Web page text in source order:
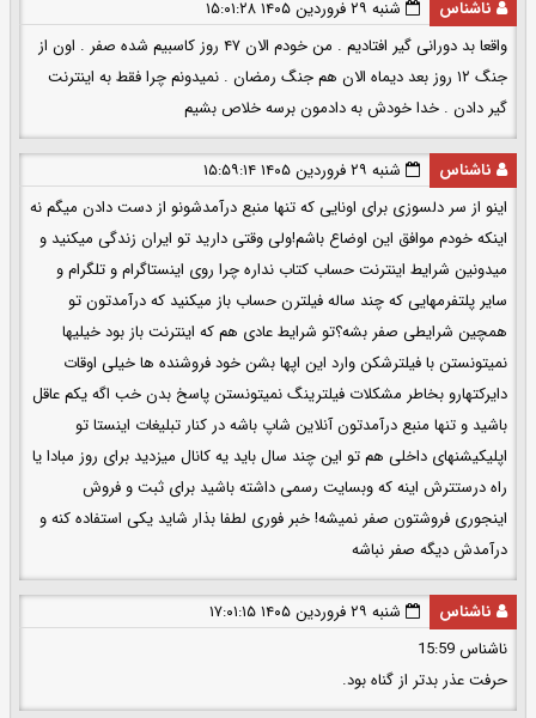
ناشناس
شنبه ۲۹ فروردین ۱۴۰۵ ۱۵:۰۱:۲۸
واقعا بد دورانی گیر افتادیم . من خودم الان ۴۷ روز کاسبیم شده صفر . اون از
جنگ ۱۲ روز بعد دیماه الان هم جنگ رمضان . نمیدونم چرا فقط به اینترنت
گیر دادن . خدا خودش به دادمون برسه خلاص بشیم
ناشناس
شنبه ۲۹ فروردین ۱۴۰۵ ۱۵:۵۹:۱۴
اینو از سر دلسوزی برای اونایی که تنها منبع درآمدشونو از دست دادن میگم نه
اینکه خودم موافق این اوضاع باشم!ولی وقتی دارید تو ایران زندگی میکنید و
میدونین شرایط اینترنت حساب کتاب نداره چرا روی اینستاگرام و تلگرام و
سایر پلتفرمهایی که چند ساله فیلترن حساب باز میکنید که درآمدتون تو
همچین شرایطی صفر بشه؟تو شرایط عادی هم که اینترنت باز بود خیلیها
نمیتونستن با فیلترشکن وارد این اپها بشن خود فروشنده ها خیلی اوقات
دایرکتهارو بخاطر مشکلات فیلترینگ نمیتونستن پاسخ بدن خب اگه یکم عاقل
باشید و تنها منبع درآمدتون آنلاین شاپ باشه در کنار تبلیغات اینستا تو
اپلیکیشنهای داخلی هم تو این چند سال باید یه کانال میزدید برای روز مبادا یا
راه درستترش اینه که وبسایت رسمی داشته باشید برای ثبت و فروش
اینجوری فروشتون صفر نمیشه! خبر فوری لطفا بذار شاید یکی استفاده کنه و
درآمدش دیگه صفر نباشه
ناشناس
شنبه ۲۹ فروردین ۱۴۰۵ ۱۷:۰۱:۱۵
ناشناس 15:59
حرفت عذر بدتر از گناه بود.